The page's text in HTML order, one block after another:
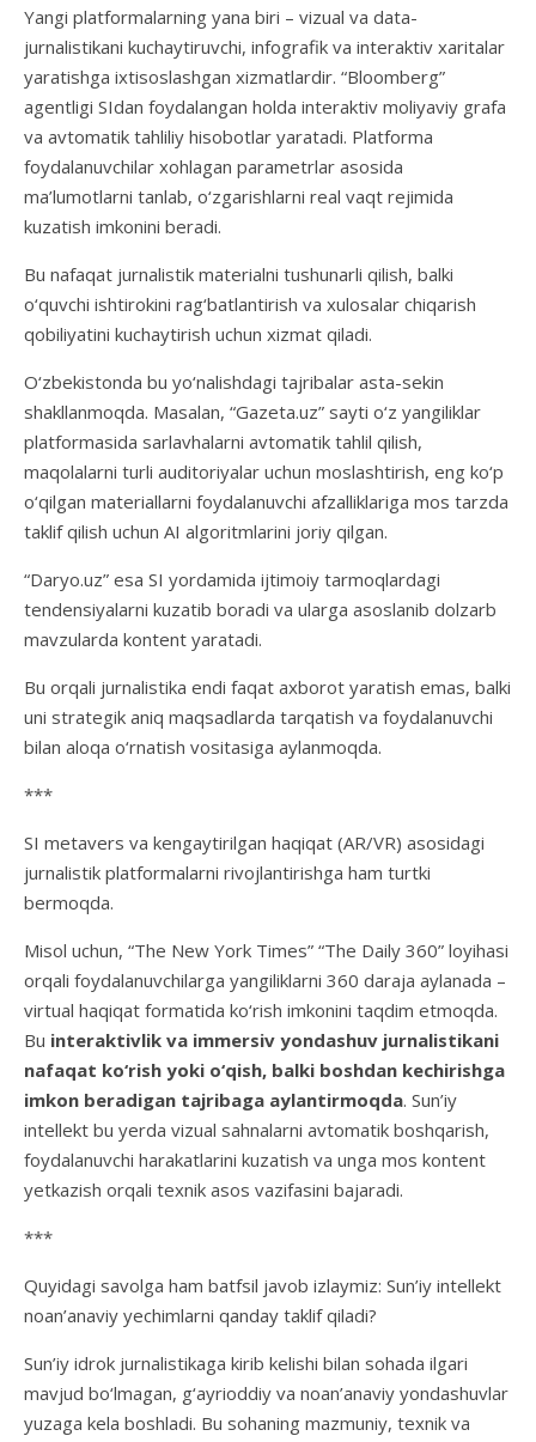
Yangi platformalarning yana biri – vizual va data-
jurnalistikani kuchaytiruvchi, infografik va interaktiv xaritalar
yaratishga ixtisoslashgan xizmatlardir. “Bloomberg”
agentligi SIdan foydalangan holda interaktiv moliyaviy grafa
va avtomatik tahliliy hisobotlar yaratadi. Platforma
foydalanuvchilar xohlagan parametrlar asosida
ma’lumotlarni tanlab, o‘zgarishlarni real vaqt rejimida
kuzatish imkonini beradi.
Bu nafaqat jurnalistik materialni tushunarli qilish, balki
o‘quvchi ishtirokini rag‘batlantirish va xulosalar chiqarish
qobiliyatini kuchaytirish uchun xizmat qiladi.
O‘zbekistonda bu yo‘nalishdagi tajribalar asta-sekin
shakllanmoqda. Masalan, “Gazeta.uz” sayti o‘z yangiliklar
platformasida sarlavhalarni avtomatik tahlil qilish,
maqolalarni turli auditoriyalar uchun moslashtirish, eng ko‘p
o‘qilgan materiallarni foydalanuvchi afzalliklariga mos tarzda
taklif qilish uchun AI algoritmlarini joriy qilgan.
“Daryo.uz” esa SI yordamida ijtimoiy tarmoqlardagi
tendensiyalarni kuzatib boradi va ularga asoslanib dolzarb
mavzularda kontent yaratadi.
Bu orqali jurnalistika endi faqat axborot yaratish emas, balki
uni strategik aniq maqsadlarda tarqatish va foydalanuvchi
bilan aloqa o‘rnatish vositasiga aylanmoqda.
***
SI metavers va kengaytirilgan haqiqat (AR/VR) asosidagi
jurnalistik platformalarni rivojlantirishga ham turtki
bermoqda.
Misol uchun, “The New York Times” “The Daily 360” loyihasi
orqali foydalanuvchilarga yangiliklarni 360 daraja aylanada –
virtual haqiqat formatida ko‘rish imkonini taqdim etmoqda.
Bu interaktivlik va immersiv yondashuv jurnalistikani
nafaqat ko‘rish yoki o‘qish, balki boshdan kechirishga
imkon beradigan tajribaga aylantirmoqda. Sun’iy
intellekt bu yerda vizual sahnalarni avtomatik boshqarish,
foydalanuvchi harakatlarini kuzatish va unga mos kontent
yetkazish orqali texnik asos vazifasini bajaradi.
***
Quyidagi savolga ham batfsil javob izlaymiz: Sun’iy intellekt
noan’anaviy yechimlarni qanday taklif qiladi?
Sun’iy idrok jurnalistikaga kirib kelishi bilan sohada ilgari
mavjud bo‘lmagan, g‘ayrioddiy va noan’anaviy yondashuvlar
yuzaga kela boshladi. Bu sohaning mazmuniy, texnik va